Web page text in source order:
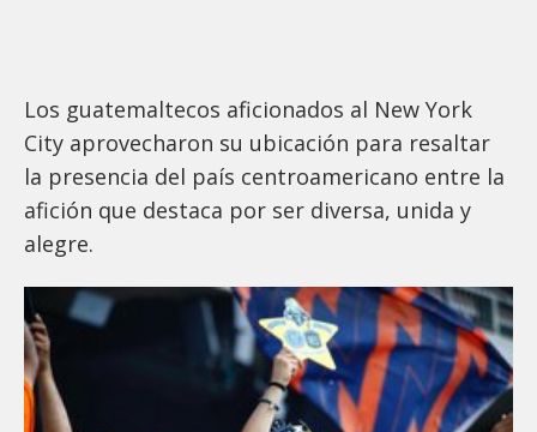
Los guatemaltecos aficionados al New York
City aprovecharon su ubicación para resaltar
la presencia del país centroamericano entre la
afición que destaca por ser diversa, unida y
alegre.